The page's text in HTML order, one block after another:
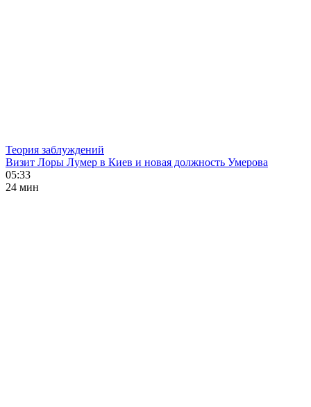
Теория заблуждений
Визит Лоры Лумер в Киев и новая должность Умерова
05:33
24 мин